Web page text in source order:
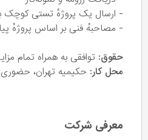
- ارسال یک پروژهٔ تستی کوچک
- مصاحبهٔ فنی بر اساس پروژهٔ
حقوق: توافقی به همراه تمام
محل کار: حکیمیه تهران، حضوری
معرفی شرکت